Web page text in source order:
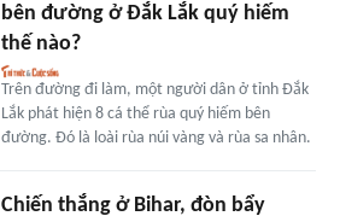
bên đường ở Đắk Lắk quý hiếm
thế nào?
Trên đường đi làm, một người dân ở tỉnh Đắk
Lắk phát hiện 8 cá thể rùa quý hiếm bên
đường. Đó là loài rùa núi vàng và rùa sa nhân.
Chiến thắng ở Bihar, đòn bẩy